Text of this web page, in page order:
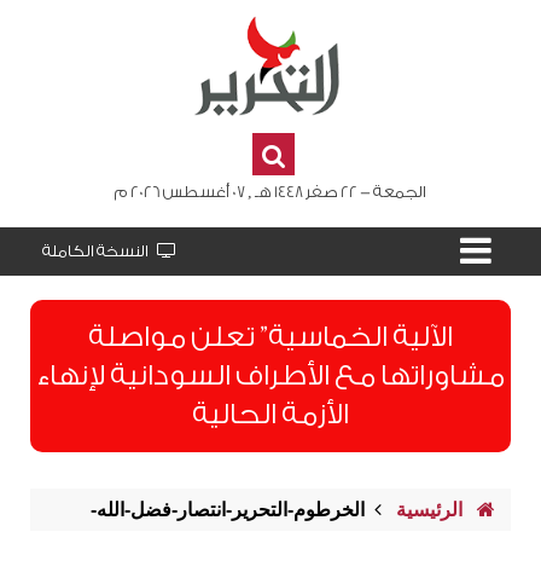
الجمعة - 22 صفر 1448 هـ , 07 أغسطس 2026 م
النسخة الكاملة
الآلية الخماسية” تعلن مواصلة
مشاوراتها مع الأطراف السودانية لإنهاء
الأزمة الحالية
الرئيسية ﺍﻟﺨﺮﻃﻮﻡ-التحرير-انتصار-فضل-الله-